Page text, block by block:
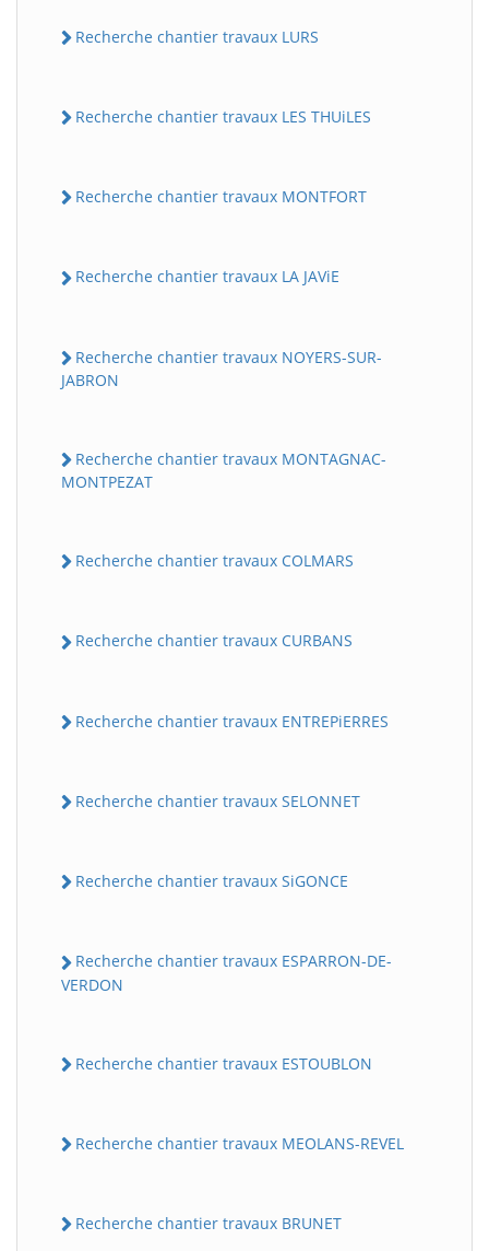
Recherche chantier travaux LURS
Recherche chantier travaux LES THUiLES
Recherche chantier travaux MONTFORT
Recherche chantier travaux LA JAViE
Recherche chantier travaux NOYERS-SUR-
JABRON
Recherche chantier travaux MONTAGNAC-
MONTPEZAT
Recherche chantier travaux COLMARS
Recherche chantier travaux CURBANS
Recherche chantier travaux ENTREPiERRES
Recherche chantier travaux SELONNET
Recherche chantier travaux SiGONCE
Recherche chantier travaux ESPARRON-DE-
VERDON
Recherche chantier travaux ESTOUBLON
Recherche chantier travaux MEOLANS-REVEL
Recherche chantier travaux BRUNET